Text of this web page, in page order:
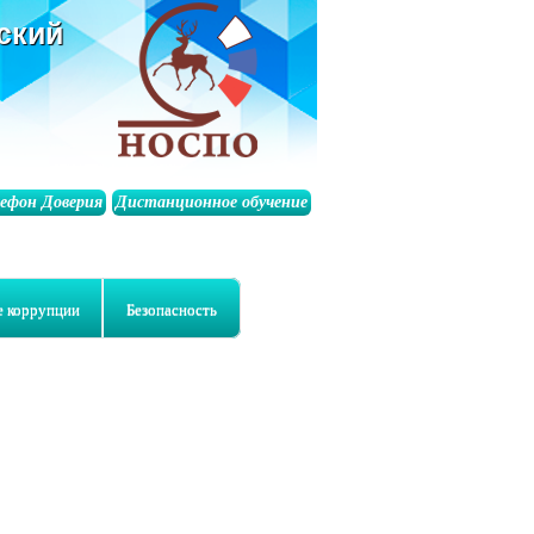
Дистанционное обучение
Доверия
коррупции Безопасность